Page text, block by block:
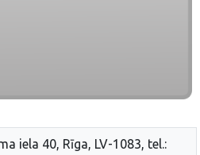
iela 40, Rīga, LV-1083, tel.: